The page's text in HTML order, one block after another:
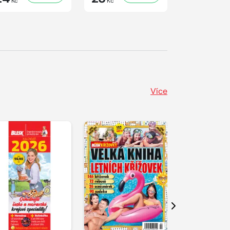
Více
Další